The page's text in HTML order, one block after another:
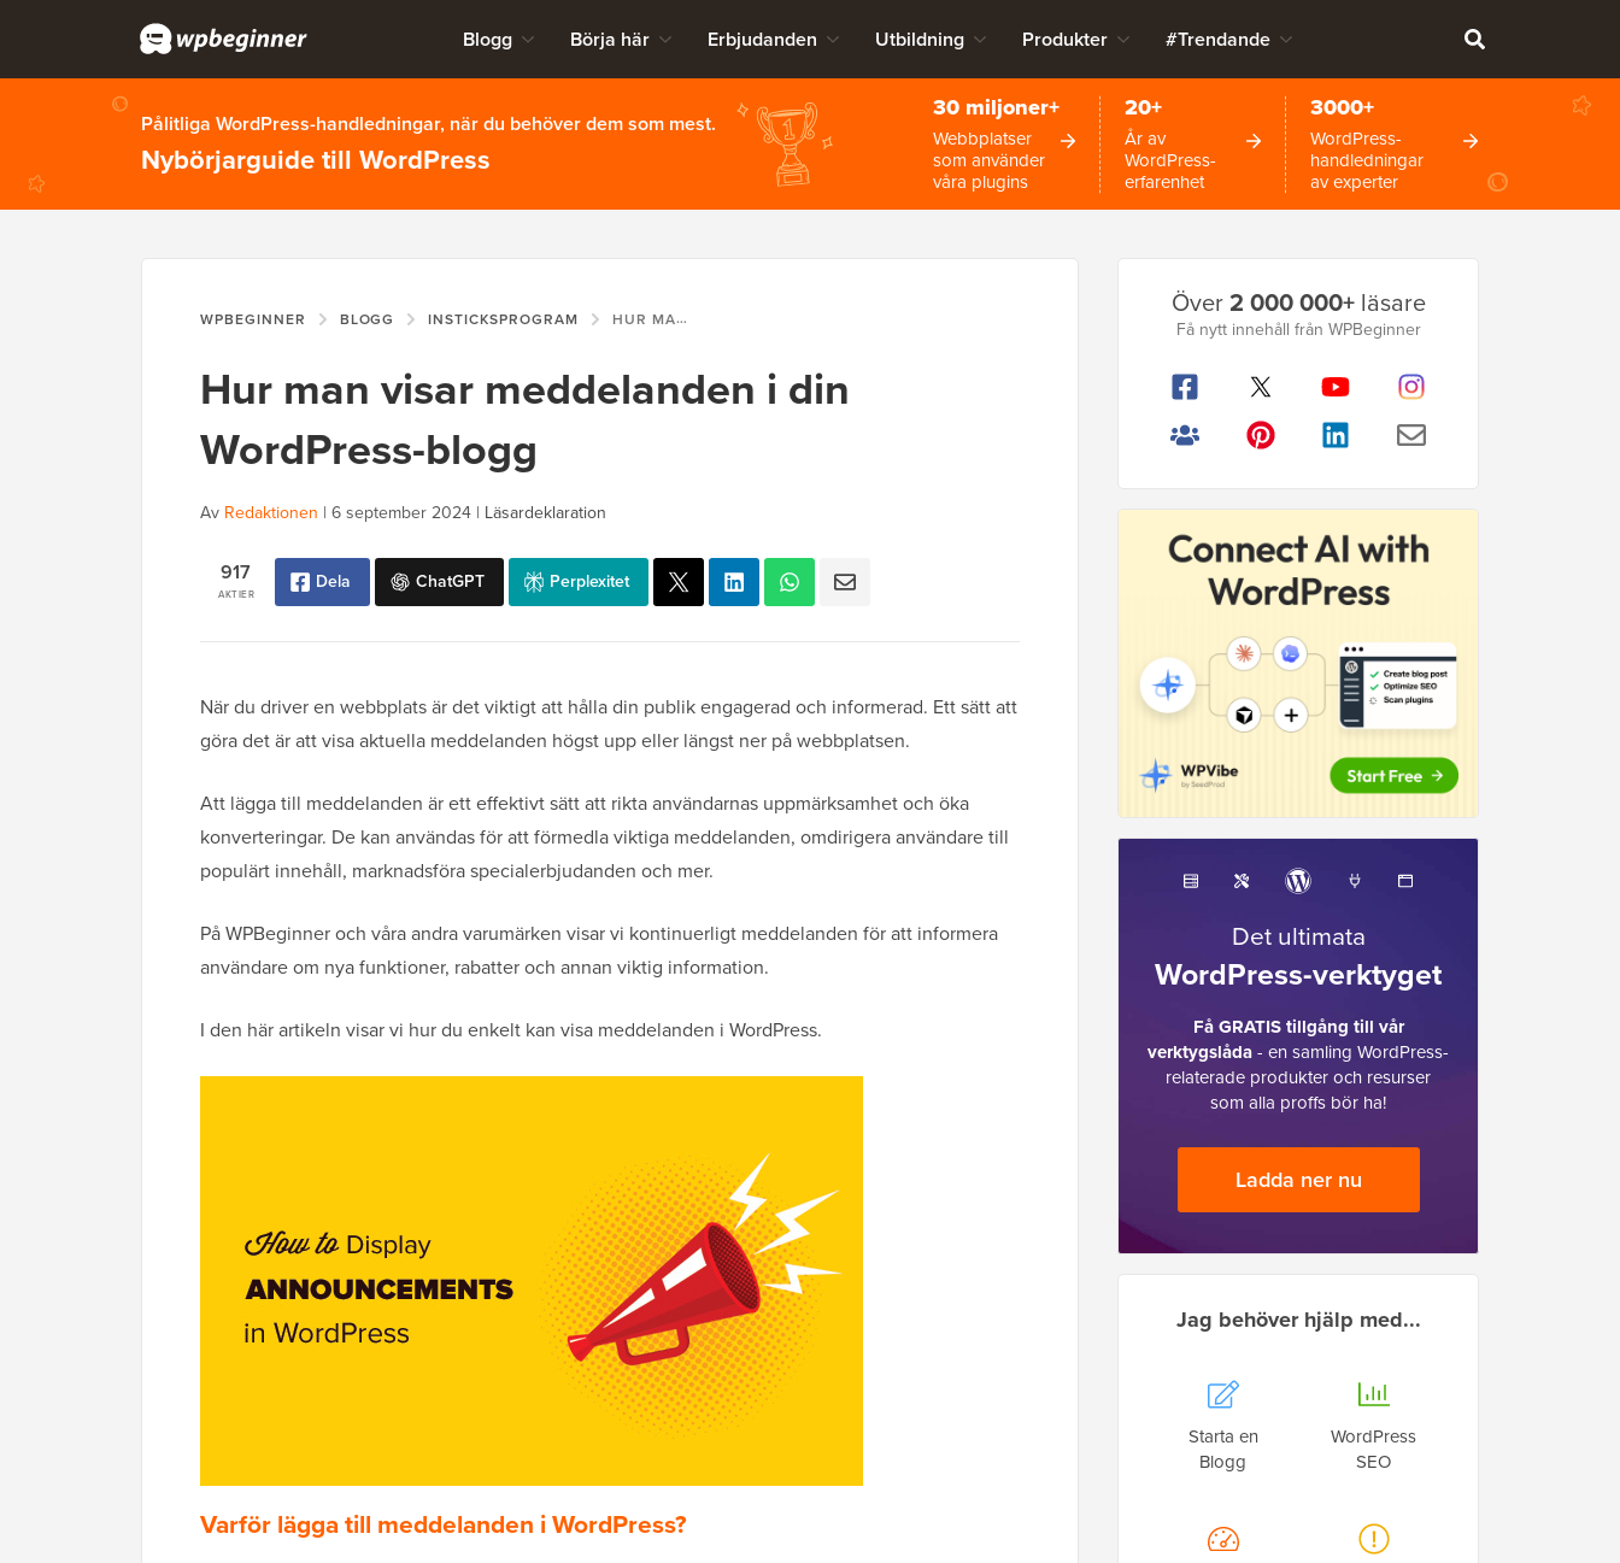
Blogg Börja här Erbjudanden Utbildning Produkter #Trendande
Pålitliga WordPress-handledningar, när du behöver dem som mest.
Nybörjarguide till WordPress
30 miljoner+
Webbplatser
som använder
våra plugins
20+
År av
WordPress-
erfarenhet
3000+
WordPress-
handledningar
av experter
WPBEGINNER BLOGG INSTICKSPROGRAM HUR MAN VISAR MEDDELANDEN I DIN WORDPRESS-BLOGG
Hur man visar meddelanden i din
WordPress-blogg
Av Redaktionen | 6 september 2024 | Läsardeklaration
AKTIER
917 Dela ChatGPT Perplexitet
När du driver en webbplats är det viktigt att hålla din publik engagerad och informerad. Ett sätt att
göra det är att visa aktuella meddelanden högst upp eller längst ner på webbplatsen.
Att lägga till meddelanden är ett effektivt sätt att rikta användarnas uppmärksamhet och öka
konverteringar. De kan användas för att förmedla viktiga meddelanden, omdirigera användare till
populärt innehåll, marknadsföra specialerbjudanden och mer.
På WPBeginner och våra andra varumärken visar vi kontinuerligt meddelanden för att informera
användare om nya funktioner, rabatter och annan viktig information.
I den här artikeln visar vi hur du enkelt kan visa meddelanden i WordPress.
Varför lägga till meddelanden i WordPress?
Primär
sidofält
Över2 000 000+läsare
Få nytt innehåll från WPBeginner
Det ultimata
WordPress-verktyget
Få GRATIS tillgång till vår
verktygslåda- en samling WordPress-
relaterade produkter och resurser
som alla proffs bör ha!
Ladda ner nu
Jag behöver hjälp med...
Starta en
Blogg
WordPress
SEO